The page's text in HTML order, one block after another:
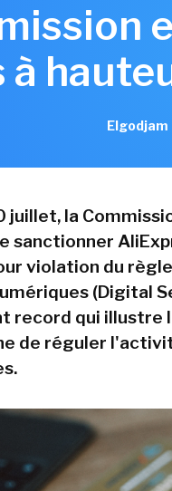
à
Elgodjam
juillet, la
sanctionner
violation du
(Digital
record qui illustre
de réguler